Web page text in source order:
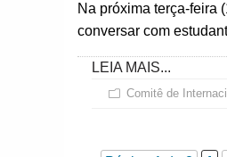
Na próxima terça-feira
conversar com
LEIA MAIS...
Comitê de